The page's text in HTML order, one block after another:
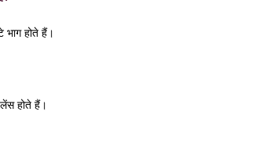
भाग होते हैं।
होते हैं।